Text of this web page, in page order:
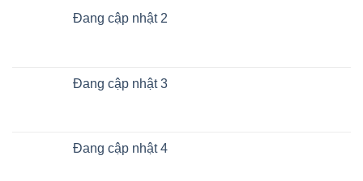
Đang cập nhật 2
Đang cập nhật 3
Đang cập nhật 4